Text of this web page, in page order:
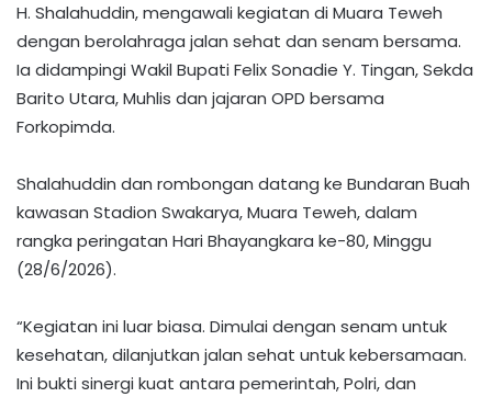
H. Shalahuddin, mengawali kegiatan di Muara Teweh
dengan berolahraga jalan sehat dan senam bersama.
Ia didampingi Wakil Bupati Felix Sonadie Y. Tingan, Sekda
Barito Utara, Muhlis dan jajaran OPD bersama
Forkopimda.
‎Shalahuddin dan rombongan datang ke Bundaran Buah
kawasan Stadion Swakarya, Muara Teweh, dalam
rangka peringatan Hari Bhayangkara ke-80, Minggu
(28/6/2026).
‎“Kegiatan ini luar biasa. Dimulai dengan senam untuk
kesehatan, dilanjutkan jalan sehat untuk kebersamaan.
Ini bukti sinergi kuat antara pemerintah, Polri, dan